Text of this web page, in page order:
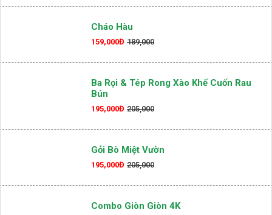
Cháo Hàu
159,000Đ 189,000
Ba Rọi & Tép Rong Xào Khế Cuốn Rau
Bún
195,000Đ 205,000
Gỏi Bò Miệt Vườn
195,000Đ 205,000
Combo Giòn Giòn 4K